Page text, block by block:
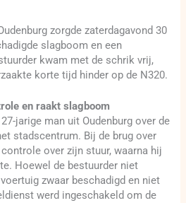
zorgde zaterdagavond 30
slagboom en een
kwam met de schrik vrij,
korte tijd hinder op de N320.
en raakt slagboom
jarige man uit Oudenburg over de
stadscentrum. Bij de brug over
over zijn stuur, waarna hij
Hoewel de bestuurder niet
zwaar beschadigd en niet
werd ingeschakeld om de